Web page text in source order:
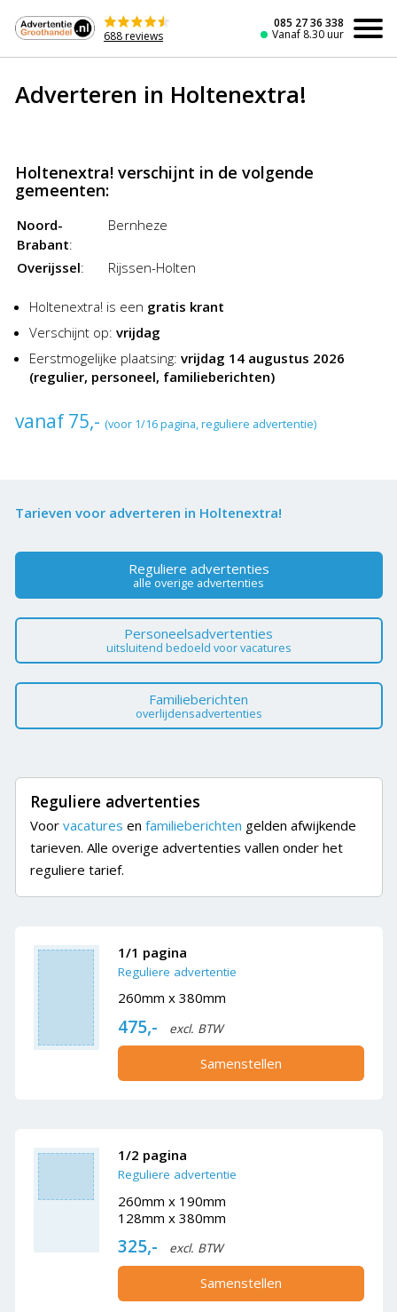
de
inhoud
688 reviews
085 27 36 338
Vanaf 8.30 uur
Adverteren in Holtenextra!
Holtenextra! verschijnt in de volgende
gemeenten:
Noord-
Brabant:
Bernheze
Overijssel: Rijssen-Holten
Holtenextra! is een gratis krant
Verschijnt op: vrijdag
Eerstmogelijke plaatsing: vrijdag 14 augustus 2026
(regulier, personeel, familieberichten)
vanaf 75,- (voor 1/16 pagina, reguliere advertentie)
Tarieven voor adverteren in Holtenextra!
Reguliere advertenties
alle overige advertenties
Personeelsadvertenties
uitsluitend bedoeld voor vacatures
Familieberichten
overlijdensadvertenties
Reguliere advertenties
Voor vacatures en familieberichten gelden afwijkende
tarieven. Alle overige advertenties vallen onder het
reguliere tarief.
1/1 pagina
Reguliere advertentie
260mm x 380mm
475,- excl. BTW
Samenstellen
1/2 pagina
Reguliere advertentie
260mm x 190mm
128mm x 380mm
325,- excl. BTW
Samenstellen